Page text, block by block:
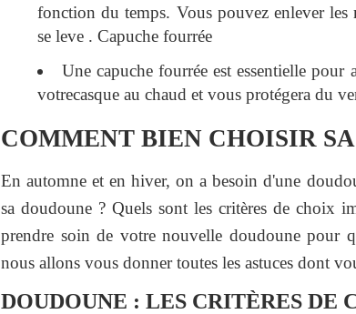
fonction du temps. Vous pouvez enlever
se leve . Capuche fourrée
Une capuche fourrée est essentielle pour
votrecasque au chaud et vous protégera du
COMMENT BIEN CHOISIR
En automne et en hiver, on a besoin d'une
sa doudoune ? Quels sont les critères de choix
prendre soin de votre nouvelle doudoune pour
nous allons vous donner toutes les astuces dont
DOUDOUNE : LES CRITÈRES DE